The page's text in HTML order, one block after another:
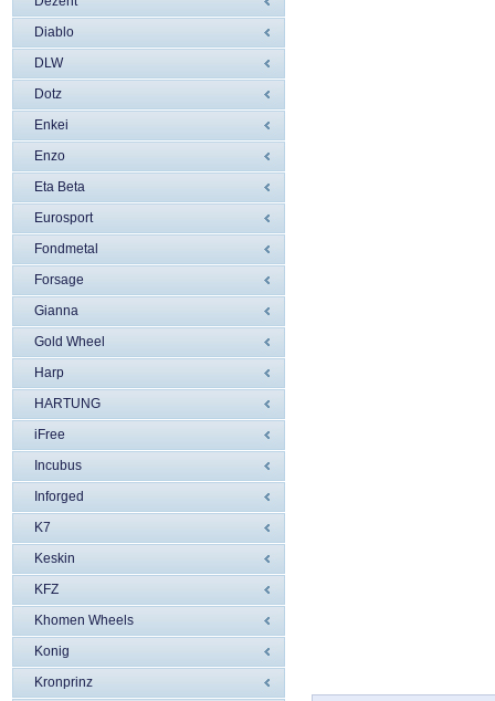
Diablo
DLW
Dotz
Enkei
Enzo
Eta Beta
Eurosport
Fondmetal
Forsage
Gianna
Gold Wheel
Harp
HARTUNG
iFree
Incubus
Inforged
K7
Keskin
KFZ
Khomen Wheels
Konig
Kronprinz